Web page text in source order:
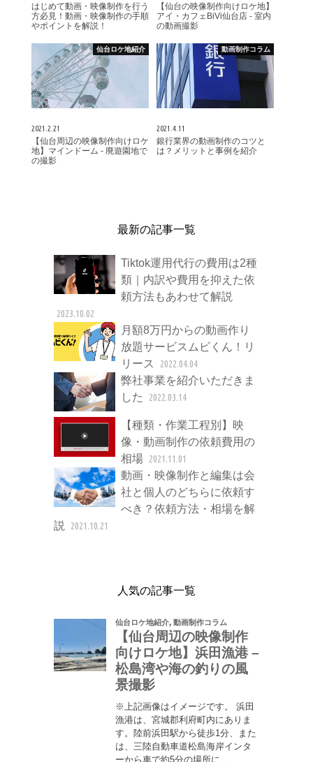
はじめて動画・映像制作を行う
方必見！動画・映像制作の手順
やポイントを解説！
【仙台の映像制作向けロケ地】
アイ・カフェBiVi仙台店 - 室内
の動画撮影
仙台ロケ地紹介
2021.2.21
【仙台周辺の映像制作向けロケ
地】マインドーム - 廃遊園地で
の撮影
動画制作コラム
2021.4.11
銀行業界の動画制作のコツと
は？メリットと事例を紹介
最新の記事一覧
Tiktok運用代行の費用は2種
類｜内訳や費用を抑えた依
頼方法もあわせて解説
2023.10.02
月額8万円からの動画作り
放題サービスムビくん！リ
リース
2022.04.04
弊社事業を紹介いただきま
した
2022.03.14
【種類・作業工程別】映
像・動画制作の依頼費用の
相場 2021.11.01
動画・映像制作と編集は会
社と個人のどちらに依頼す
べき？依頼方法・相場を解
説 2021.10.21
人気の記事一覧